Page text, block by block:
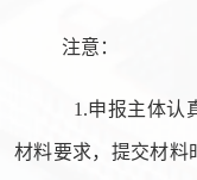
注意：
1.申报主体认
材料要求，提交材料